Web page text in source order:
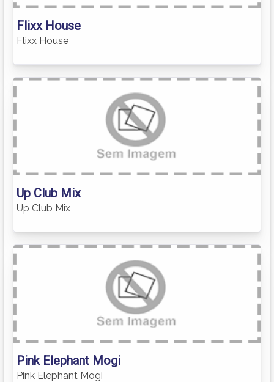
Flixx House
Flixx House
Up Club Mix
Up Club Mix
Pink Elephant Mogi
Pink Elephant Mogi